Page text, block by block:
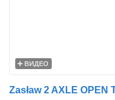
ВИДЕО